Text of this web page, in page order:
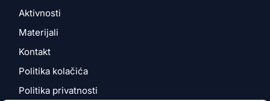
Aktivnosti
Materijali
Kontakt
Politika kolačića
Politika privatnosti